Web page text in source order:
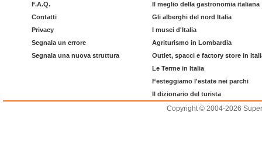
F.A.Q.
Contatti
Privacy
Segnala un errore
Segnala una nuova struttura
Il meglio della gastronomia italiana
Gli alberghi del nord Italia
I musei d'Italia
Agriturismo in Lombardia
Outlet, spacci e factory store in
Le Terme in Italia
Festeggiamo l'estate nei parchi
Il dizionario del turista
Copyright © 2004-2026